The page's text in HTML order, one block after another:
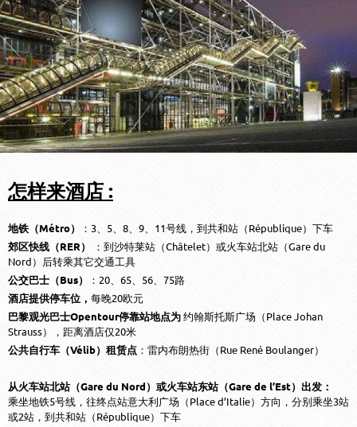
怎样来酒店 :
地铁（Métro）
：3、5、8、9、11号线，到共和站（République）下车
郊区快线（RER）
：到沙特莱站（Châtelet）或火车站北站（Gare du
Nord）后转乘其它交通工具
公交巴士（Bus）
：20、65、56、75路
酒店提供停车位， 每晚20欧元
巴黎观光巴士Opentour停靠站地点为约翰斯托斯广场（Place Johan
Strauss），距离酒店仅20米
公共自行车（Vélib）租赁点 ：雷内布朗热街（Rue René Boulanger）
从火车站北站（Gare du Nord）或火车站东站（Gare de l’Est）出发：
乘坐地铁5号线，往终点站意大利广场（Place d’Italie）方向，分别乘坐3站
或2站，到共和站（République）下车